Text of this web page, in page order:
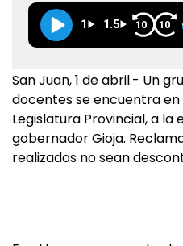
1 1.5 10 10
San Juan, 1 de abril.- Un
docentes se encuentra
Legislatura Provincial, a la
gobernador Gioja.
realizados no sean